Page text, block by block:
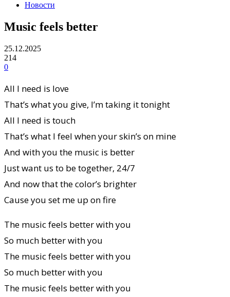
Новости
Music feels better
25.12.2025
214
0
All I need is love
That’s what you give, I’m taking it tonight
All I need is touch
That’s what I feel when your skin’s on mine
And with you the music is better
Just want us to be together, 24/7
And now that the color’s brighter
Cause you set me up on fire
The music feels better with you
So much better with you
The music feels better with you
So much better with you
The music feels better with you